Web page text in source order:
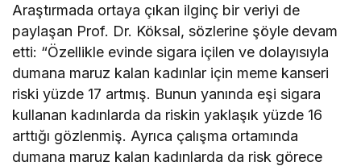
Araştırmada ortaya çıkan ilginç bir veriyi de
paylaşan Prof. Dr. Köksal, sözlerine şöyle devam
etti: “Özellikle evinde sigara içilen ve dolayısıyla
dumana maruz kalan kadınlar için meme kanseri
riski yüzde 17 artmış. Bunun yanında eşi sigara
kullanan kadınlarda da riskin yaklaşık yüzde 16
arttığı gözlenmiş. Ayrıca çalışma ortamında
dumana maruz kalan kadınlarda da risk görece